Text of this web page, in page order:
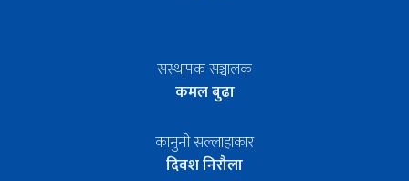
सस्थापक सञ्चालक
कमल बुढा
कानुनी सल्लाहाकार
दिवश निरौला